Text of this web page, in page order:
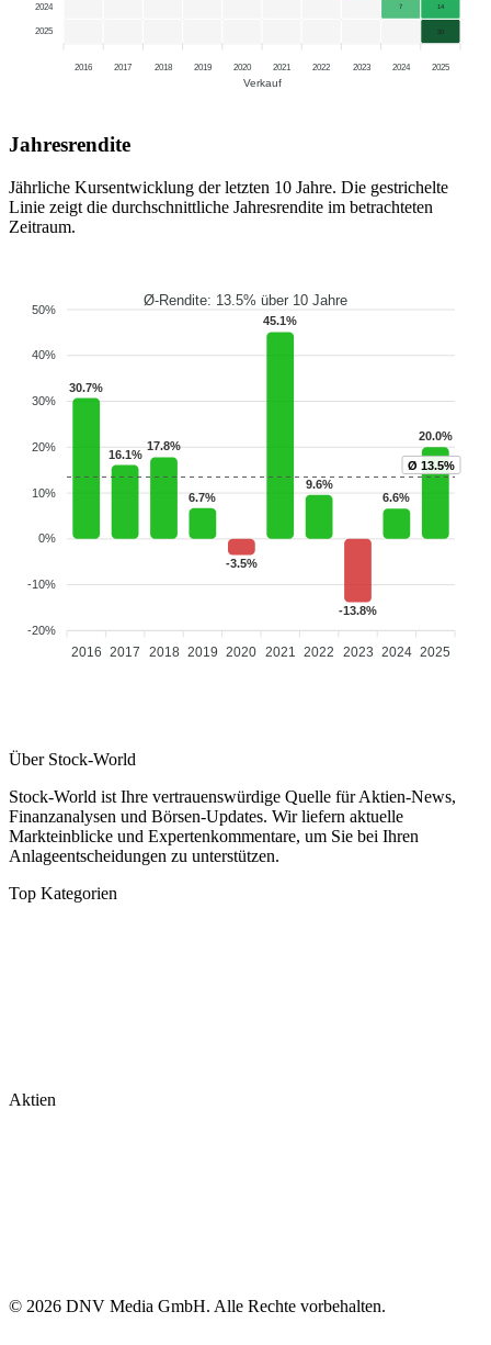
2024
2025
7 14
20
2016 2017 2018 2019 2020 2021 2022 2023 2024 2025
Verkauf
Jahresrendite
Jährliche Kursentwicklung der letzten 10 Jahre. Die gestrichelte
Linie zeigt die durchschnittliche Jahresrendite im betrachteten
Zeitraum.
Ø-Rendite: 13.5% über 10 Jahre
50%
40%
30%
20%
10%
0%
-10%
-20%
30.7%
16.1%
17.8%
6.7%
-3.5%
45.1%
9.6%
-13.8%
6.6%
20.0%
2016 2017 2018 2019 2020 2021 2022 2023 2024 2025
Ø 13.5%
Über Stock-World
Stock-World ist Ihre vertrauenswürdige Quelle für Aktien-News,
Finanzanalysen und Börsen-Updates. Wir liefern aktuelle
Markteinblicke und Expertenkommentare, um Sie bei Ihren
Anlageentscheidungen zu unterstützen.
Top Kategorien
Aktien
© 2026 DNV Media GmbH. Alle Rechte vorbehalten.